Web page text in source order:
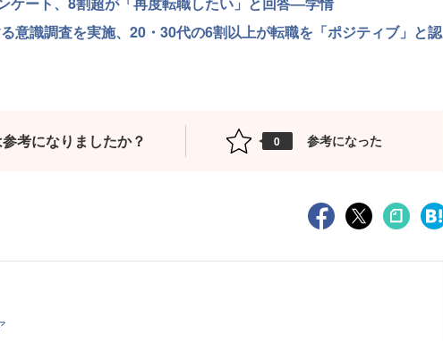
意識調査を実施、20・30代の6割以上が転職を「ポジティブ」と認
考になりましたか？ 0 参考になった